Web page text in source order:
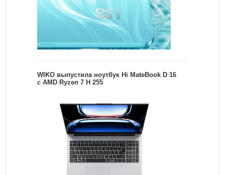
WIKO выпустила ноутбук Hi MateBook D 16
с AMD Ryzen 7 H 255